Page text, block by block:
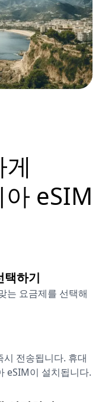
eSIM
택하기
는 요금제를 선택해
전송됩니다. 휴대
eSIM이 설치됩니다.